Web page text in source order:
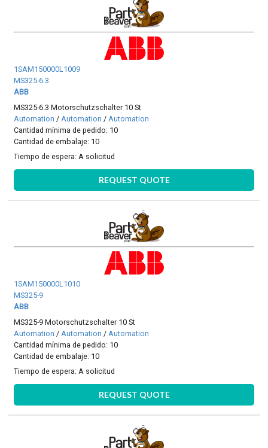
1SAM150000L1009
MS325-6.3
ABB
MS325-6.3 Motorschutzschalter 10 St
Automation / Automation / Automation
Cantidad mínima de pedido: 10
Cantidad de embalaje: 10
Tiempo de espera: A solicitud
REQUEST QUOTE
1SAM150000L1010
MS325-9
ABB
MS325-9 Motorschutzschalter 10 St
Automation / Automation / Automation
Cantidad mínima de pedido: 10
Cantidad de embalaje: 10
Tiempo de espera: A solicitud
REQUEST QUOTE